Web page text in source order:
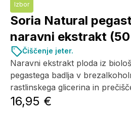
Izbor
Soria Natural
naravni ekstrakt (50
Naravni ekstrakt ploda iz
pegastega badlja v
rastlinskega glicerina in
16,95 €
Čiščenje jeter.